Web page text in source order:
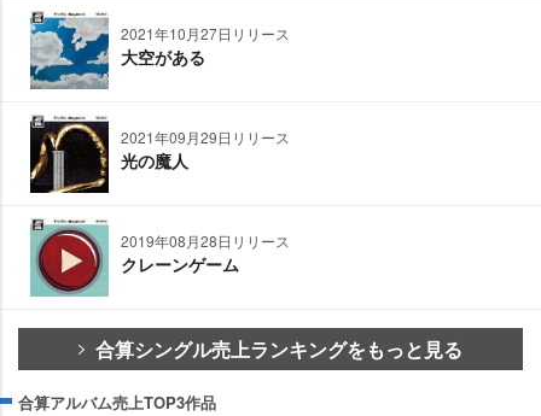
2021年10月27日リリース
大空がある
2021年09月29日リリース
光の魔人
2019年08月28日リリース
クレーンゲーム
合算シングル売上ランキングをもっと見る
合算アルバム売上TOP3作品